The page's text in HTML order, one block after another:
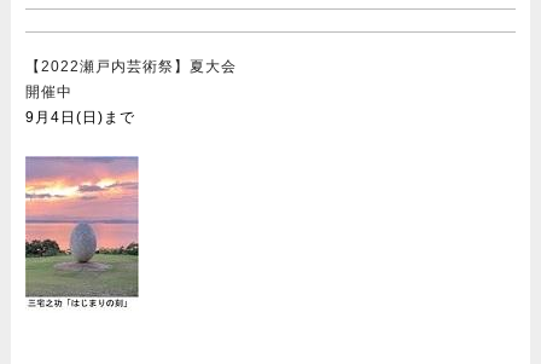
【2022瀬戸内芸術祭】夏大会
開催中
9月4日(日)まで